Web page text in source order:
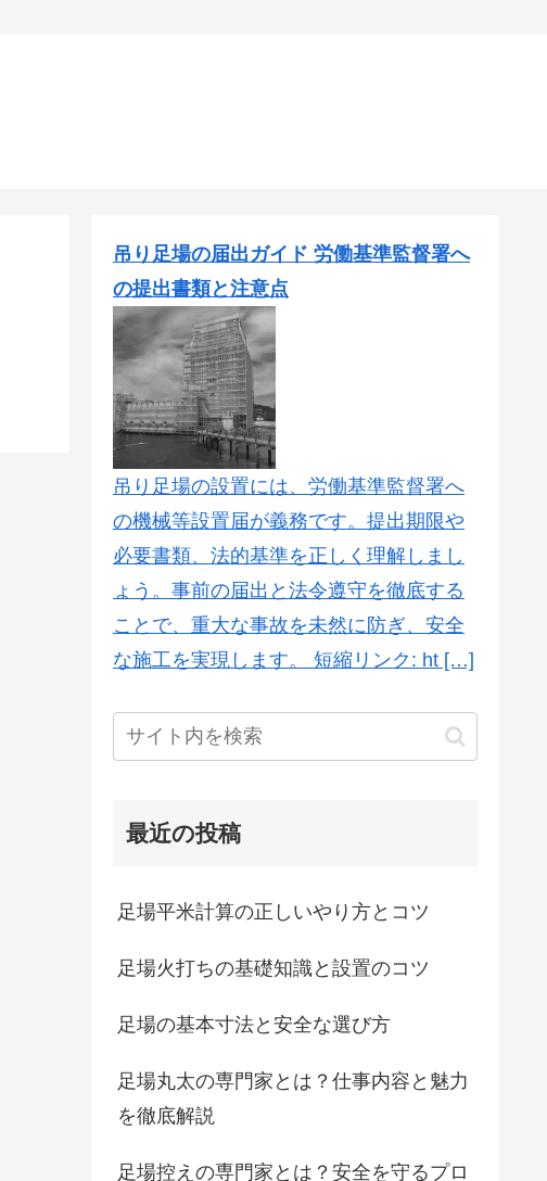
吊り足場の届出ガイド 労働基準監督署へ
の提出書類と注意点
吊り足場の設置には、労働基準監督署へ
の機械等設置届が義務です。提出期限や
必要書類、法的基準を正しく理解しまし
ょう。事前の届出と法令遵守を徹底する
ことで、重大な事故を未然に防ぎ、安全
な施工を実現します。 短縮リンク: ht […]
最近の投稿
足場平米計算の正しいやり方とコツ
足場火打ちの基礎知識と設置のコツ
足場の基本寸法と安全な選び方
足場丸太の専門家とは？仕事内容と魅力
を徹底解説
足場控えの専門家とは？安全を守るプロ